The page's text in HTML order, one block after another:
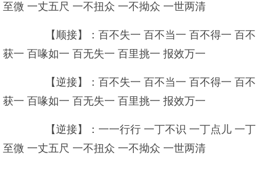
至微 一丈五尺 一不扭众 一不拗众 一世两清
【顺接】：百不失一 百不当一 百不得一 百不
获一 百喙如一 百无失一 百里挑一 报效万一
【逆接】：百不失一 百不当一 百不得一 百不
获一 百喙如一 百无失一 百里挑一 报效万一
【逆接】：一一行行 一丁不识 一丁点儿 一丁
至微 一丈五尺 一不扭众 一不拗众 一世两清